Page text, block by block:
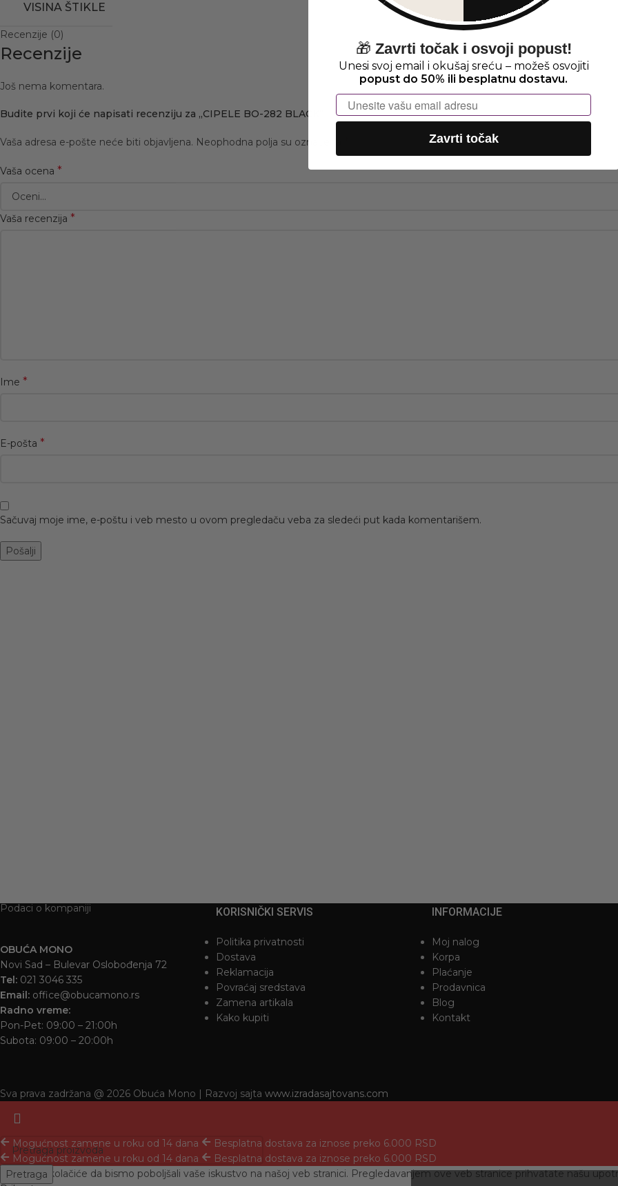
VISINA ŠTIKLE
Recenzije (0)
Recenzije
Još nema komentara.
Budite prvi koji će napisati recenziju za „CIPELE BO-282 BLACK“
Vaša adresa e-pošte neće biti objavljena. Neophodna polja su označena
Vaša ocena *
Vaša recenzija *
Ime *
E-pošta *
Sačuvaj moje ime, e-poštu i veb mesto u ovom pregledaču veba za sledeći put kada komentarišem.
Podaci o kompaniji
OBUĆA MONO
Novi Sad – Bulevar Oslobođenja 72
Tel: 021 3046 335
Email: office@obucamono.rs
Radno vreme:
Pon-Pet: 09:00 – 21:00h
Subota: 09:00 – 20:00h
KORISNIČKI SERVIS
Politika privatnosti
Dostava
Reklamacija
Povraćaj sredstava
Zamena artikala
Kako kupiti
INFORMACIJE
Moj nalog
Korpa
Plaćanje
Prodavnica
Blog
Kontakt
Sva prava zadržana @ 2026 Obuća Mono | Razvoj sajta www.izradasajtovans.com
Pretraga
Mogućnost zamene u roku od 14 dana
Besplatna dostava za iznose preko 6.000 RSD
Mogućnost zamene u roku od 14 dana
Besplatna dostava za iznose preko 6.000 RSD
Koristimo kolačiće da bismo poboljšali vaše iskustvo na našoj veb stranici. Pregledavanjem ove veb stranice prihvatate našu
🎁 Zavrti točak i osvoji popust!
Unesi svoj email i okušaj sreću – možeš osvojiti
popust do 50% ili besplatnu dostavu.
Email
Zavrti točak